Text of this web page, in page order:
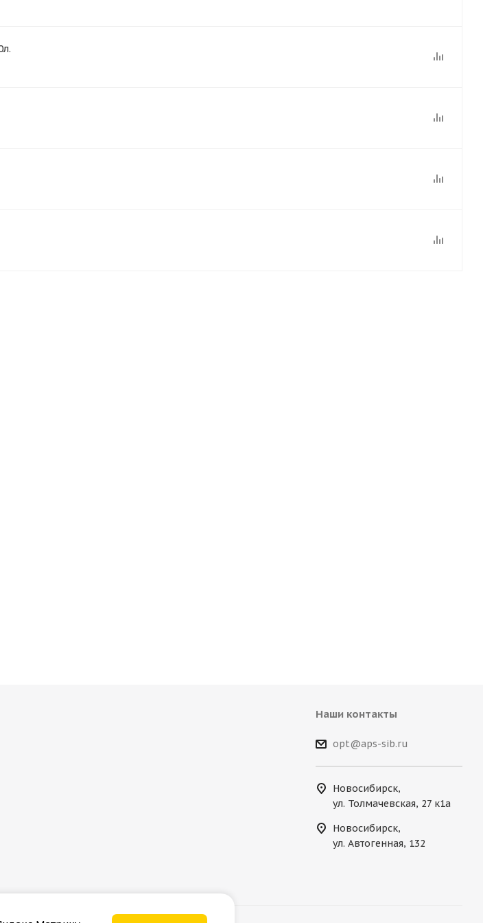
Наши контакты
opt@aps-sib.ru
Новосибирск,
ул. Толмачевская, 27 к1а
Новосибирск,
ул. Автогенная, 132